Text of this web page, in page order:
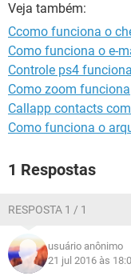
GUIA DE COMPRAS
Veja também:
Ccomo funciona o
Como funciona o e-
Controle ps4
Como zoom funciona
Callapp contacts
Como funciona o
1 Respostas
RESPOSTA 1 / 1
usuário anônimo
21 jul 2016 às